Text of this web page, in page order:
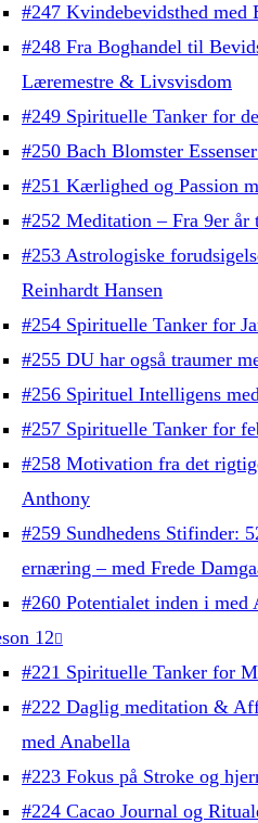
#247 Kvindebevidsthed med
#248 Fra Boghandel til
Læremestre & Livsvisdom
#249 Spirituelle Tanker for
#250 Bach Blomster
#251 Kærlighed og Passion
#252 Meditation – Fra 9er år
#253 Astrologiske
Reinhardt Hansen
#254 Spirituelle Tanker for
#255 DU har også traumer
#256 Spirituel Intelligens
#257 Spirituelle Tanker for
#258 Motivation fra det
Anthony
#259 Sundhedens Stifinder:
ernæring – med Frede
#260 Potentialet inden i med
12
#221 Spirituelle Tanker for
#222 Daglig meditation &
med Anabella
#223 Fokus på Stroke og
#224 Cacao Journal og